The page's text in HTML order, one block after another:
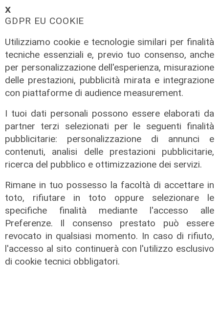
𝗫
GDPR EU COOKIE
Utilizziamo cookie e tecnologie similari per finalità
tecniche essenziali e, previo tuo consenso, anche
per personalizzazione dell'esperienza, misurazione
delle prestazioni, pubblicità mirata e integrazione
con piattaforme di audience measurement.
I tuoi dati personali possono essere elaborati da
partner terzi selezionati per le seguenti finalità
pubblicitarie: personalizzazione di annunci e
contenuti, analisi delle prestazioni pubblicitarie,
ricerca del pubblico e ottimizzazione dei servizi.
Rimane in tuo possesso la facoltà di accettare in
toto, rifiutare in toto oppure selezionare le
specifiche finalità mediante l'accesso alle
Preferenze. Il consenso prestato può essere
revocato in qualsiasi momento. In caso di rifiuto,
l'accesso al sito continuerà con l'utilizzo esclusivo
di cookie tecnici obbligatori.
d'Italiasi sono mossi in corteo prima per le vie
di Cornigliano poi verso il centro città.
Per restare sempre aggiornatisulle principali
notizie sulla Liguria seguiteci sul canale
Telenord, su
Whatsapp,su Instagram ,su
Youtubee suFacebook
fabio lavoratori protesta
ex ilva
Licenziamento
provvedimento disciplinare
Genova
Liguria incidente aprile
Condividi:
ATTUALITÀ POLITICA SPORT SALUTE